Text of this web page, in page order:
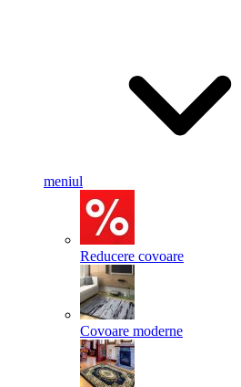
meniul
Reducere covoare
Covoare moderne